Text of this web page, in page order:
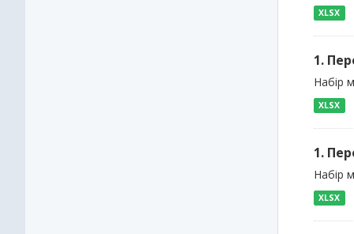
XLSX
1.
Набір
XLSX
1.
Набір
XLSX